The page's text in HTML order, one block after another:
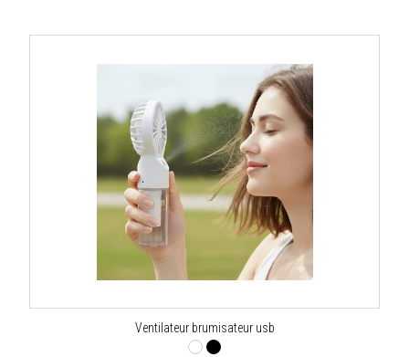
Ventilateur brumisateur usb